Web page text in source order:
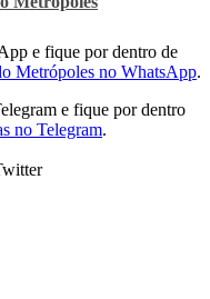
e fique por dentro de
Metrópoles no WhatsApp.
e fique por dentro
no Telegram.